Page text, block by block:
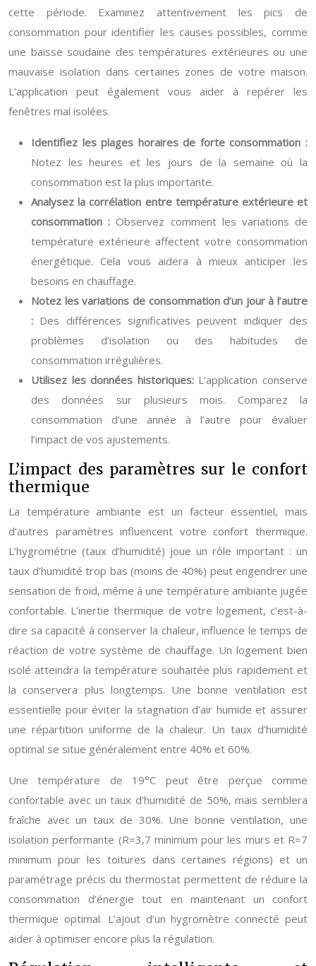
cette période. Examinez attentivement les pics de
consommation pour identifier les causes possibles, comme
une baisse soudaine des températures extérieures ou une
mauvaise isolation dans certaines zones de votre maison.
L’application peut également vous aider à repérer les
fenêtres mal isolées.
Identifiez les plages horaires de forte consommation :
Notez les heures et les jours de la semaine où la
consommation est la plus importante.
Analysez la corrélation entre température extérieure et
consommation :Observez comment les variations de
température extérieure affectent votre consommation
énergétique. Cela vous aidera à mieux anticiper les
besoins en chauffage.
Notez les variations de consommation d’un jour à l’autre
: Des différences significatives peuvent indiquer des
problèmes d’isolation ou des habitudes de
consommation irrégulières.
Utilisez les données historiques: L’application conserve
des données sur plusieurs mois. Comparez la
consommation d’une année à l’autre pour évaluer
l’impact de vos ajustements.
L’impact des paramètres sur le confort
thermique
La température ambiante est un facteur essentiel, mais
d’autres paramètres influencent votre confort thermique.
L’hygrométrie (taux d’humidité) joue un rôle important : un
taux d’humidité trop bas (moins de 40%) peut engendrer une
sensation de froid, même à une température ambiante jugée
confortable. L’inertie thermique de votre logement, c’est-à-
dire sa capacité à conserver la chaleur, influence le temps de
réaction de votre système de chauffage. Un logement bien
isolé atteindra la température souhaitée plus rapidement et
la conservera plus longtemps. Une bonne ventilation est
essentielle pour éviter la stagnation d’air humide et assurer
une répartition uniforme de la chaleur. Un taux d’humidité
optimal se situe généralement entre 40% et 60%.
Une température de 19°C peut être perçue comme
confortable avec un taux d’humidité de 50%, mais semblera
fraîche avec un taux de 30%. Une bonne ventilation, une
isolation performante (R=3,7 minimum pour les murs et R=7
minimum pour les toitures dans certaines régions) et un
paramétrage précis du thermostat permettent de réduire la
consommation d’énergie tout en maintenant un confort
thermique optimal. L’ajout d’un hygromètre connecté peut
aider à optimiser encore plus la régulation.